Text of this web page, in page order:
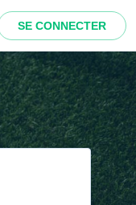
SE CONNECTER